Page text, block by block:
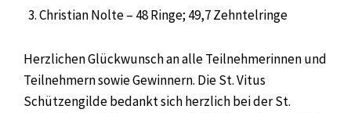
Christian Nolte – 48 Ringe; 49,7 Zehntelringe
Herzlichen Glückwunsch an alle Teilnehmerinnen und
Teilnehmern sowie Gewinnern. Die St. Vitus
Schützengilde bedankt sich herzlich bei der St.